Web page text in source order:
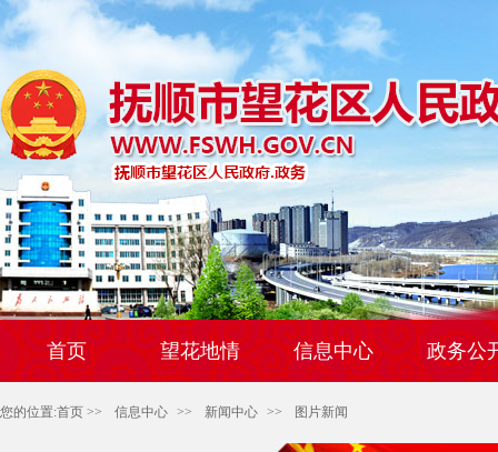
首页 望花地情 信息中心 政务公
您的位置:首页 >> 信息中心 >> 新闻中心 >> 图片新闻